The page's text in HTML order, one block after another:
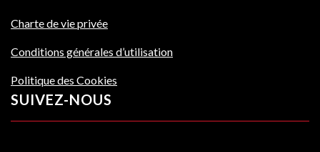
Charte de vie privée
Conditions générales d’utilisation
Politique des Cookies
SUIVEZ-NOUS